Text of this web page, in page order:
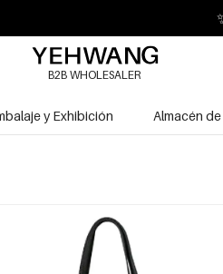
B2B WHOLESALER
y Exhibición Almacén